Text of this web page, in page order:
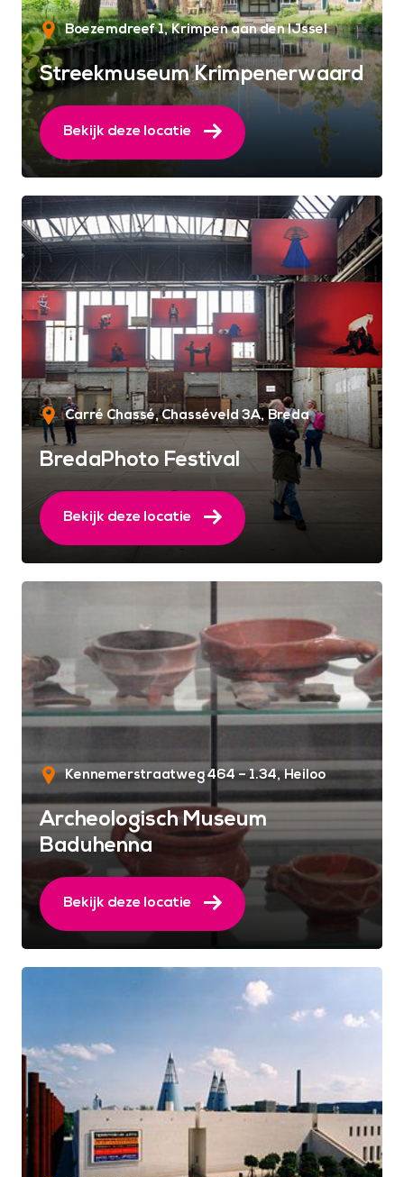
Boezemdreef 1 Krimpen aan den IJssel
Streekmuseum Krimpenerwaard
Bekijk deze locatie
Carré Chassé, Chasséveld 3A Breda
BredaPhoto Festival
Bekijk deze locatie
Kennemerstraatweg 464 – 1.34 Heiloo
Archeologisch Museum
Baduhenna
Bekijk deze locatie